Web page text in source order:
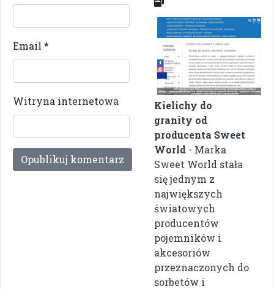
Email *
Witryna internetowa
Kielichy do
granity od
producenta Sweet
World - Marka
Sweet World stała
się jednym z
największych
światowych
producentów
pojemników i
akcesoriów
przeznaczonych do
sorbetów i